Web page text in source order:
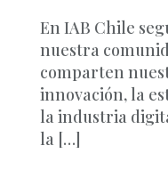
En IAB Chile
nuestra
comparten
innovación, la
la industria
la […]